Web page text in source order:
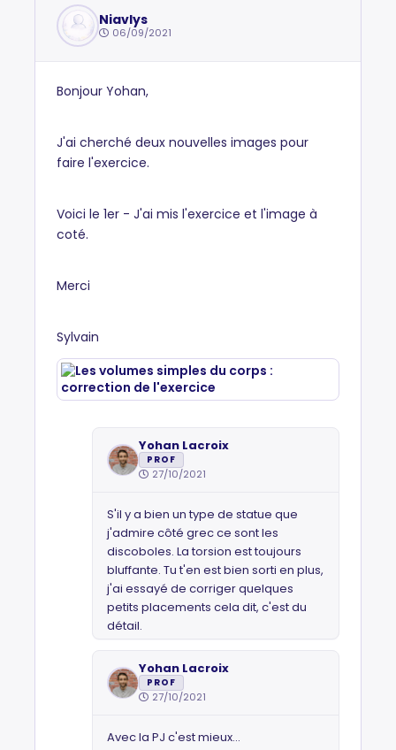
Niavlys
06/09/2021
Bonjour Yohan,
J'ai cherché deux nouvelles images pour
faire l'exercice.
Voici le 1er - J'ai mis l'exercice et l'image à
coté.
Merci
Sylvain
Yohan Lacroix
PROF
27/10/2021
S'il y a bien un type de statue que
j'admire côté grec ce sont les
discoboles. La torsion est toujours
bluffante. Tu t'en est bien sorti en plus,
j'ai essayé de corriger quelques
petits placements cela dit, c'est du
détail.
Yohan Lacroix
PROF
27/10/2021
Avec la PJ c'est mieux...